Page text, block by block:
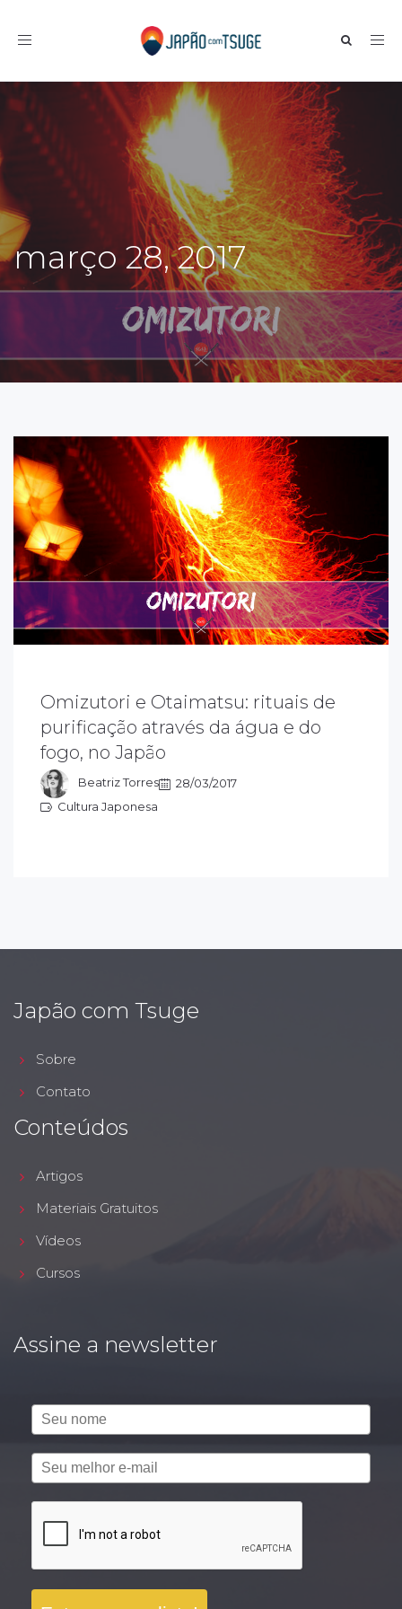
Toggle navigation
março 28, 2017
Omizutori e Otaimatsu: rituais de
purificação através da água e do
fogo, no Japão
Beatriz Torres
28/03/2017
Cultura Japonesa
o Omizutori significa beber
sagrada, onde as pessoas retiram água
um poço e bebem. Essa água é
purificada e com o poder de
doenças...
Japão com Tsuge
Sobre
Contato
Conteúdos
Artigos
Materiais Gratuitos
Vídeos
Cursos
Assine a newsletter